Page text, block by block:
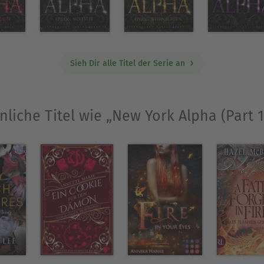
Sieh Dir alle Titel der Serie an
Titel wie „New York Alpha (Part